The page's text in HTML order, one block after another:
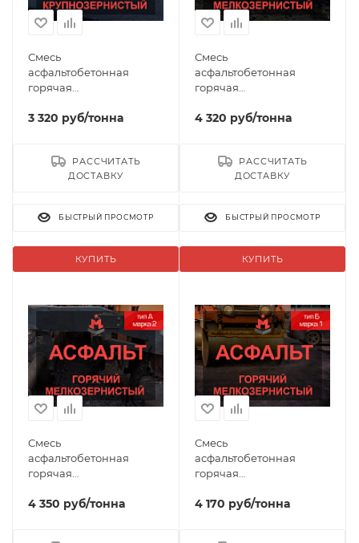
Смесь
асфальтобетонная
горячая
Пористый марка 2
3 320 руб/тонна
КУПИТЬ
РАССЧИТАТЬ
ДОСТАВКУ
БЫСТРЫЙ ПРОСМОТР
Смесь
асфальтобетонная
горячая
марка 1
4 320 руб/тонна
КУПИТЬ
РАССЧИТАТЬ
ДОСТАВКУ
БЫСТРЫЙ ПРОСМОТР
Смесь
асфальтобетонная
горячая
марка 2
4 350 руб/тонна
Смесь
асфальтобетонная
горячая
марка 1
4 170 руб/тонна